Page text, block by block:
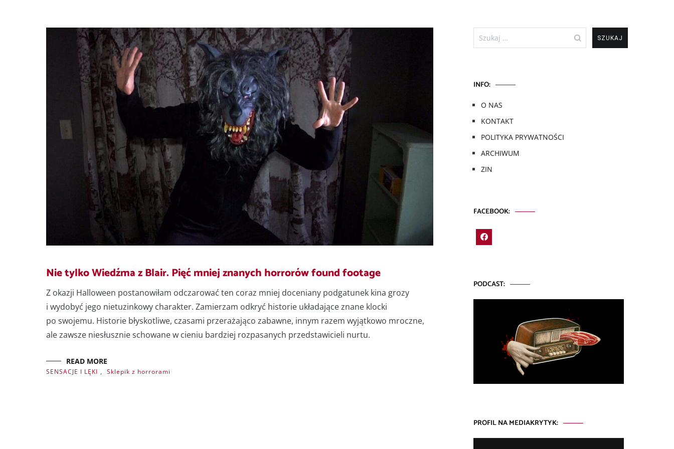
Nie tylko Wiedźma z Blair. Pięć mniej znanych horrorów found footage
Z okazji Halloween postanowiłam odczarować ten coraz mniej doceniany podgatunek kina grozy
i wydobyć jego nietuzinkowy charakter. Zamierzam odkryć historie układające znane klocki
po swojemu. Historie błyskotliwe, czasami przerażająco zabawne, innym razem wyjątkowo mroczne,
ale zawsze niesłusznie schowane w cieniu bardziej rozpasanych przedstawicieli nurtu.
READ MORE
SENSACJE I LĘKI , Sklepik z horrorami
Szukaj:
INFO:
O NAS
KONTAKT
POLITYKA PRYWATNOŚCI
ARCHIWUM
ZIN
FACEBOOK:
PODCAST:
PROFIL NA MEDIAKRYTYK: